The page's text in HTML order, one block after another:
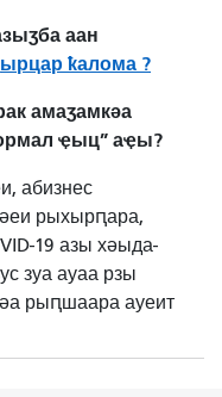
аан
ҟалома ?
амаӡамкәа
ҿыц” аҿы?
абизнес
рыхырԥара,
19 азы хәыда-
зуа ауаа рзы
рыԥшаара ауеит